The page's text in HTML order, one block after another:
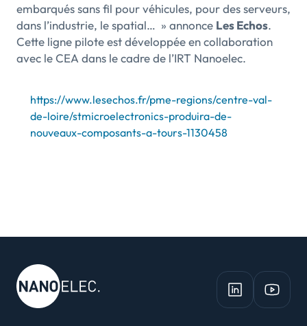
embarqués sans fil pour véhicules, pour des serveurs,
dans l’industrie, le spatial… » annonce Les Echos.
Cette ligne pilote est développée en collaboration
avec le CEA dans le cadre de l’IRT Nanoelec.
https://www.lesechos.fr/pme-regions/centre-val-
de-loire/stmicroelectronics-produira-de-
nouveaux-composants-a-tours-1130458